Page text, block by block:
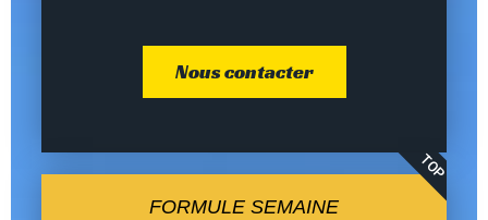
Nous contacter
TOP
FORMULE SEMAINE